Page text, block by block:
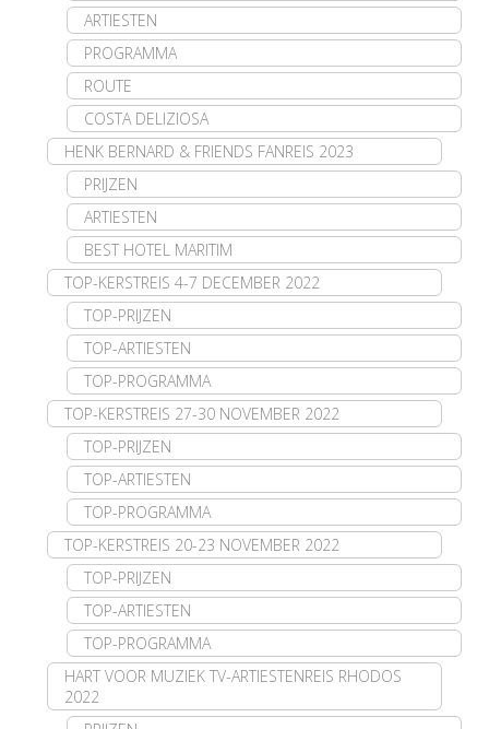
ARTIESTEN
PROGRAMMA
ROUTE
COSTA DELIZIOSA
HENK BERNARD & FRIENDS FANREIS 2023
PRIJZEN
ARTIESTEN
BEST HOTEL MARITIM
TOP-KERSTREIS 4-7 DECEMBER 2022
TOP-PRIJZEN
TOP-ARTIESTEN
TOP-PROGRAMMA
TOP-KERSTREIS 27-30 NOVEMBER 2022
TOP-PRIJZEN
TOP-ARTIESTEN
TOP-PROGRAMMA
TOP-KERSTREIS 20-23 NOVEMBER 2022
TOP-PRIJZEN
TOP-ARTIESTEN
TOP-PROGRAMMA
HART VOOR MUZIEK TV-ARTIESTENREIS RHODOS
2022